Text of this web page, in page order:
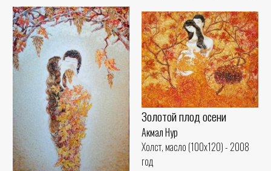
Золотой плод осени
Акмал Нур
Холст, масло (100x120) - 2008
год